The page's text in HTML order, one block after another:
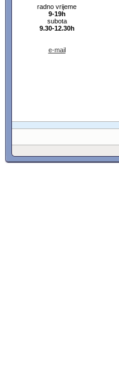
radno vrijeme
9-19h
subota
9.30-12.30h
e-mail